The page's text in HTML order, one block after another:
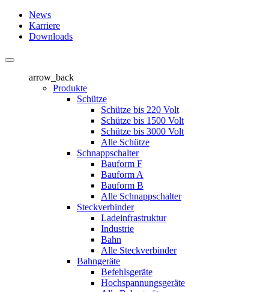
News
Karriere
Downloads
arrow_back
Produkte
Schütze
Schütze bis 220 Volt
Schütze bis 1500 Volt
Schütze bis 3000 Volt
Alle Schütze
Schnappschalter
Bauform F
Bauform A
Bauform B
Alle Schnappschalter
Steckverbinder
Ladeinfrastruktur
Industrie
Bahn
Alle Steckverbinder
Bahngeräte
Befehlsgeräte
Hochspannungsgeräte